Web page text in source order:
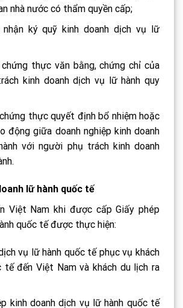
nhà nước có thẩm quyền cấp;
nhận ký quỹ kinh doanh dịch vụ lữ
thực văn bằng, chứng chỉ của
kinh doanh dịch vụ lữ hành quy
thực quyết định bổ nhiệm hoặc
động giữa doanh nghiệp kinh doanh
với người phụ trách kinh doanh
lữ hành quốc tế
Việt Nam khi được cấp Giấy phép
quốc tế được thực hiện:
vụ lữ hành quốc tế phục vụ khách
tế đến Việt Nam và khách du lịch ra
kinh doanh dịch vụ lữ hành quốc tế